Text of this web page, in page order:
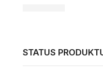
STATUS